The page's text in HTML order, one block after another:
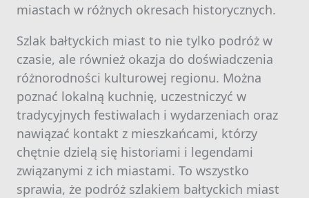
miastach w różnych okresach historycznych.
Szlak bałtyckich miast to nie tylko podróż w
czasie, ale również okazja do doświadczenia
różnorodności kulturowej regionu. Można
poznać lokalną kuchnię, uczestniczyć w
tradycyjnych festiwalach i wydarzeniach oraz
nawiązać kontakt z mieszkańcami, którzy
chętnie dzielą się historiami i legendami
związanymi z ich miastami. To wszystko
sprawia, że podróż szlakiem bałtyckich miast